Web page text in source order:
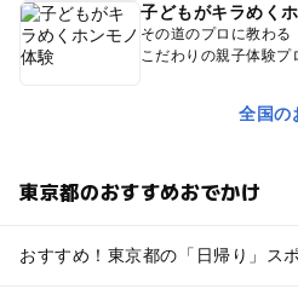
子どもがキラめく
その道のプロに教わる
こだわりの親子体験プ
全国の
東京都のおすすめおでかけ
おすすめ！東京都の「日帰り」ス